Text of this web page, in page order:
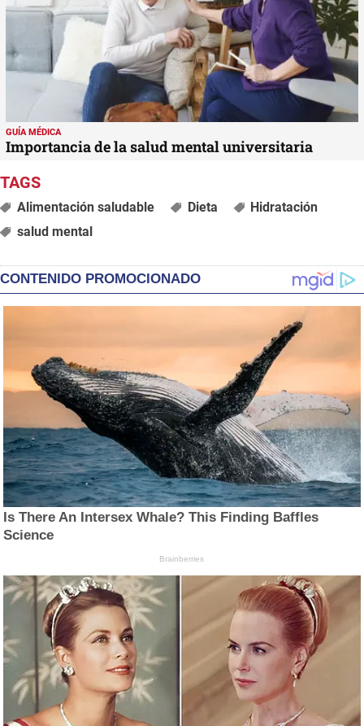
GUÍA MÉDICA
Importancia de la salud mental universitaria
Alimentación saludable Dieta
Hidratación
salud mental
CONTENIDO PROMOCIONADO
Is There An Intersex Whale? This Finding Baffles
Science
Brainberries